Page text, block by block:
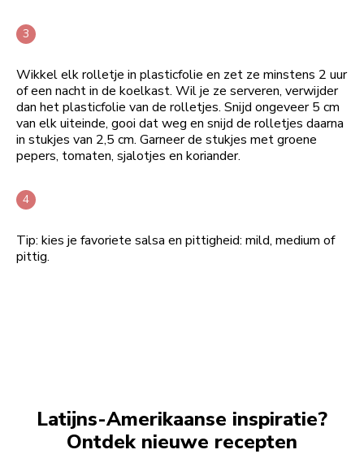
Wikkel elk rolletje in plasticfolie en zet ze minstens 2 uur
of een nacht in de koelkast. Wil je ze serveren, verwijder
dan het plasticfolie van de rolletjes. Snijd ongeveer 5 cm
van elk uiteinde, gooi dat weg en snijd de rolletjes daarna
in stukjes van 2,5 cm. Garneer de stukjes met groene
pepers, tomaten, sjalotjes en koriander.
Tip: kies je favoriete salsa en pittigheid: mild, medium of
pittig.
Latijns-Amerikaanse inspiratie?
Ontdek nieuwe recepten